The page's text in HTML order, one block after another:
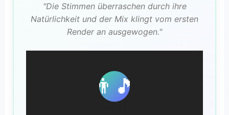
"Die Stimmen überraschen durch ihre
Natürlichkeit und der Mix klingt vom ersten
Render an ausgewogen."
👨‍🎵